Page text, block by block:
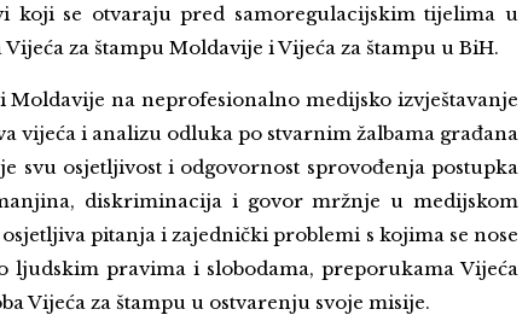
koji se otvaraju pred samoregulacijskim tijelima u
za štampu Moldavije i Vijeća za štampu u BiH.
na neprofesionalno medijsko izvještavanje
vijeća i analizu odluka po stvarnim žalbama građana
svu osjetljivost i odgovornost sprovođenja postupka
diskriminacija i govor mržnje u medijskom
pitanja i zajednički problemi s kojima se nose
pravima i slobodama, preporukama Vijeća
Vijeća za štampu u ostvarenju svoje misije.